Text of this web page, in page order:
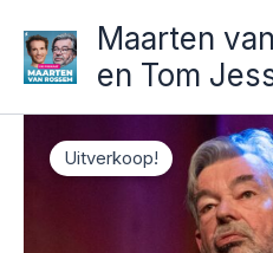
naar
inhoud
Maarten
en Tom
Uitverkoop!